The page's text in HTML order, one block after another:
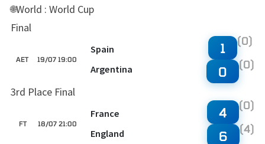
🌐World : World Cup
Final
19/07 19:00
AET
Spain
Argentina
1 (0)
0 (0)
3rd Place Final
18/07 21:00
FT
France
England
4 (0)
6 (4)